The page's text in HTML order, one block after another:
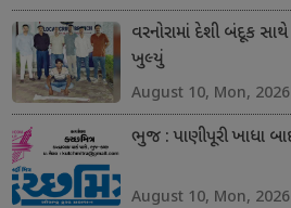
વરનોરામાં દેશી બંદૂક
ખુલ્યું
August 10, Mon, 2026
ભુજ : પાણીપૂરી ખાધા
August 10, Mon, 2026